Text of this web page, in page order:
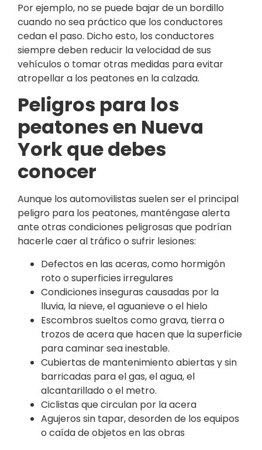
Por ejemplo, no se puede bajar de un bordillo
cuando no sea práctico que los conductores
cedan el paso. Dicho esto, los conductores
siempre deben reducir la velocidad de sus
vehículos o tomar otras medidas para evitar
atropellar a los peatones en la calzada.
Peligros para los
peatones en Nueva
York que debes
conocer
Aunque los automovilistas suelen ser el principal
peligro para los peatones, manténgase alerta
ante otras condiciones peligrosas que podrían
hacerle caer al tráfico o sufrir lesiones:
Defectos en las aceras, como hormigón
roto o superficies irregulares
Condiciones inseguras causadas por la
lluvia, la nieve, el aguanieve o el hielo
Escombros sueltos como grava, tierra o
trozos de acera que hacen que la superficie
para caminar sea inestable.
Cubiertas de mantenimiento abiertas y sin
barricadas para el gas, el agua, el
alcantarillado o el metro.
Ciclistas que circulan por la acera
Agujeros sin tapar, desorden de los equipos
o caída de objetos en las obras